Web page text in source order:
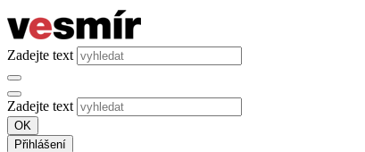
Zadejte text
Zadejte text
OK
Přihlášení